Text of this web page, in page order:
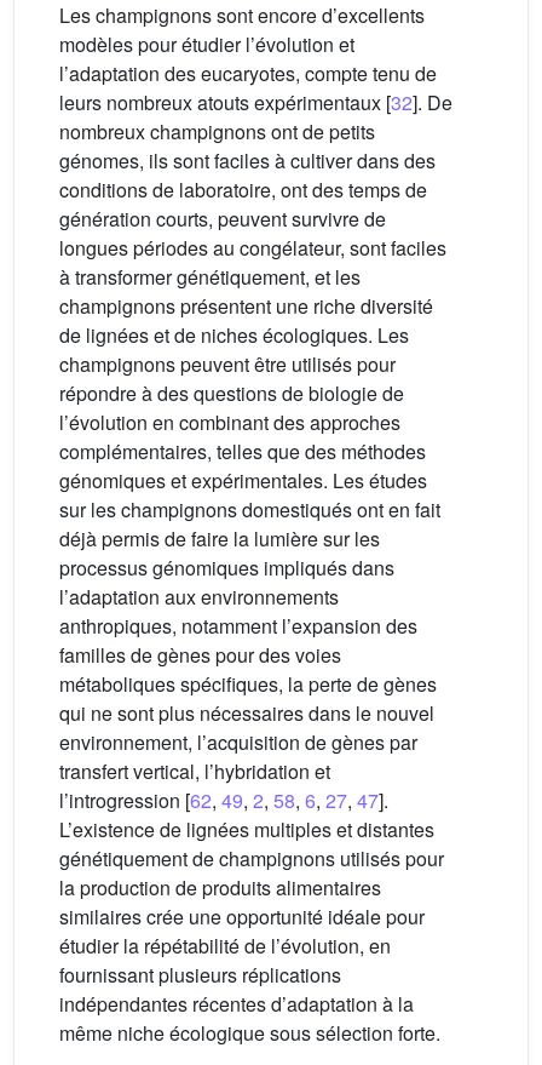
Les champignons sont encore d’excellents
modèles pour étudier l’évolution et
l’adaptation des eucaryotes, compte tenu de
leurs nombreux atouts expérimentaux [32]. De
nombreux champignons ont de petits
génomes, ils sont faciles à cultiver dans des
conditions de laboratoire, ont des temps de
génération courts, peuvent survivre de
longues périodes au congélateur, sont faciles
à transformer génétiquement, et les
champignons présentent une riche diversité
de lignées et de niches écologiques. Les
champignons peuvent être utilisés pour
répondre à des questions de biologie de
l’évolution en combinant des approches
complémentaires, telles que des méthodes
génomiques et expérimentales. Les études
sur les champignons domestiqués ont en fait
déjà permis de faire la lumière sur les
processus génomiques impliqués dans
l’adaptation aux environnements
anthropiques, notamment l’expansion des
familles de gènes pour des voies
métaboliques spécifiques, la perte de gènes
qui ne sont plus nécessaires dans le nouvel
environnement, l’acquisition de gènes par
transfert vertical, l’hybridation et
l’introgression [62, 49, 2, 58, 6, 27, 47].
L’existence de lignées multiples et distantes
génétiquement de champignons utilisés pour
la production de produits alimentaires
similaires crée une opportunité idéale pour
étudier la répétabilité de l’évolution, en
fournissant plusieurs réplications
indépendantes récentes d’adaptation à la
même niche écologique sous sélection forte.